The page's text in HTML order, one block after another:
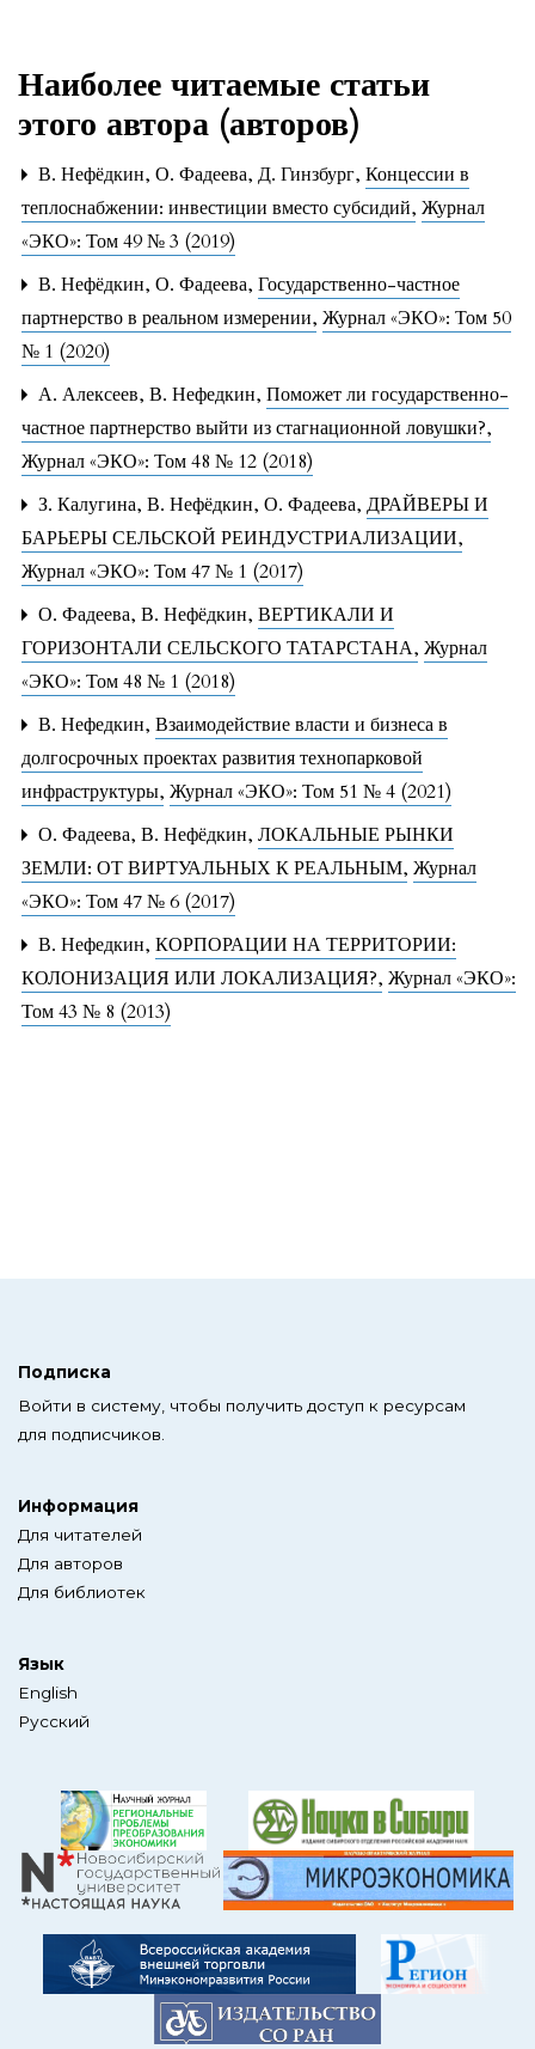
Наиболее читаемые статьи
этого автора (авторов)
В. Нефёдкин, О. Фадеева, Д. Гинзбург, Концессии в
теплоснабжении: инвестиции вместо субсидий, Журнал
«ЭКО»: Том 49 № 3 (2019)
В. Нефёдкин, О. Фадеева, Государственно-частное
партнерство в реальном измерении, Журнал «ЭКО»: Том 50
№ 1 (2020)
А. Алексеев, В. Нефедкин, Поможет ли государственно-
частное партнерство выйти из стагнационной ловушки?,
Журнал «ЭКО»: Том 48 № 12 (2018)
З. Калугина, В. Нефёдкин, О. Фадеева, ДРАЙВЕРЫ И
БАРЬЕРЫ СЕЛЬСКОЙ РЕИНДУСТРИАЛИЗАЦИИ,
Журнал «ЭКО»: Том 47 № 1 (2017)
О. Фадеева, В. Нефёдкин, ВЕРТИКАЛИ И
ГОРИЗОНТАЛИ СЕЛЬСКОГО ТАТАРСТАНА, Журнал
«ЭКО»: Том 48 № 1 (2018)
В. Нефедкин, Взаимодействие власти и бизнеса в
долгосрочных проектах развития технопарковой
инфраструктуры, Журнал «ЭКО»: Том 51 № 4 (2021)
О. Фадеева, В. Нефёдкин, ЛОКАЛЬНЫЕ РЫНКИ
ЗЕМЛИ: ОТ ВИРТУАЛЬНЫХ К РЕАЛЬНЫМ, Журнал
«ЭКО»: Том 47 № 6 (2017)
В. Нефедкин, КОРПОРАЦИИ НА ТЕРРИТОРИИ:
КОЛОНИЗАЦИЯ ИЛИ ЛОКАЛИЗАЦИЯ?, Журнал «ЭКО»:
Том 43 № 8 (2013)
Подписка
Войти в систему, чтобы получить доступ к ресурсам
для подписчиков.
Информация
Для читателей
Для авторов
Для библиотек
Язык
English
Русский